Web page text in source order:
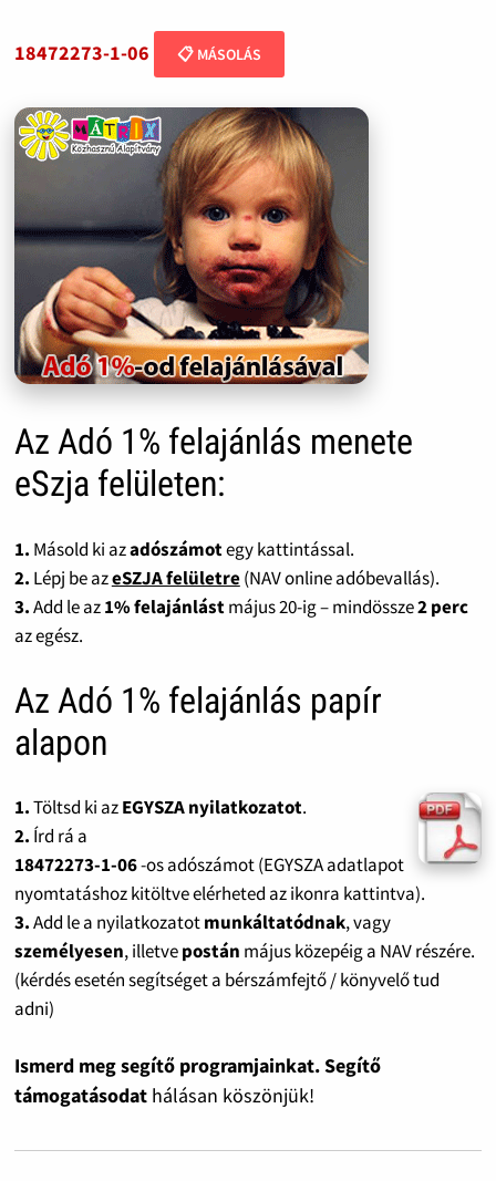
18472273-1-06 📋 MÁSOLÁS
Az Adó 1% felajánlás menete
eSzja felületen:
1. Másold ki azadószámotegy kattintással.
2. Lépj be azeSZJA felületre(NAV online adóbevallás).
3.Add le az1% felajánlástmájus 20-ig – mindössze2 perc
az egész.
Az Adó 1% felajánlás papír
alapon
1.Töltsd ki azEGYSZA nyilatkozatot.
2. Írd rá a
18472273-1-06-os adószámot (EGYSZA adatlapot
nyomtatáshoz kitöltve elérheted az ikonra kattintva).
3.Add le a nyilatkozatotmunkáltatódnak, vagy
személyesen, illetvepostán május közepéig a NAV részére.
(kérdés esetén segítséget a bérszámfejtő / könyvelő tud
adni)
Ismerd meg segítő programjainkat. Segítő
támogatásodat hálásan köszönjük!